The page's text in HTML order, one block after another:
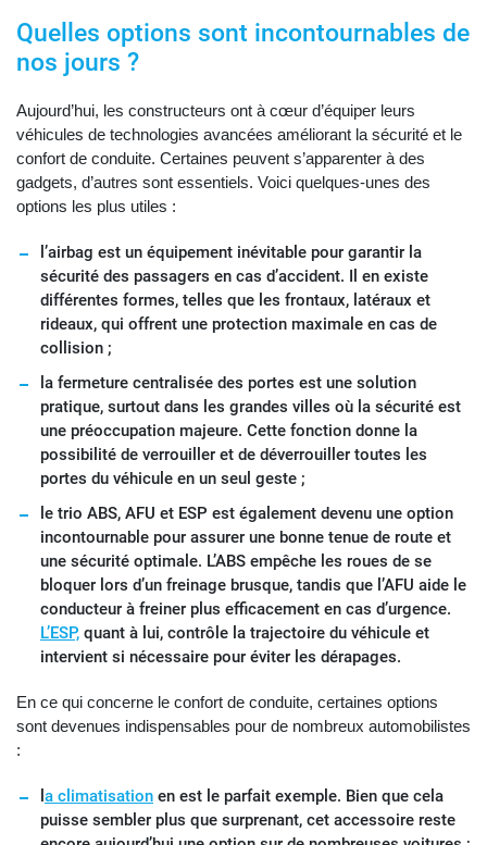
Quelles options sont incontournables de
nos jours ?
Aujourd’hui, les constructeurs ont à cœur d’équiper leurs
véhicules de technologies avancées améliorant la sécurité et le
confort de conduite. Certaines peuvent s’apparenter à des
gadgets, d’autres sont essentiels. Voici quelques-unes des
options les plus utiles :
l’airbag est un équipement inévitable pour garantir la
sécurité des passagers en cas d’accident. Il en existe
différentes formes, telles que les frontaux, latéraux et
rideaux, qui offrent une protection maximale en cas de
collision ;
la fermeture centralisée des portes est une solution
pratique, surtout dans les grandes villes où la sécurité est
une préoccupation majeure. Cette fonction donne la
possibilité de verrouiller et de déverrouiller toutes les
portes du véhicule en un seul geste ;
le trio ABS, AFU et ESP est également devenu une option
incontournable pour assurer une bonne tenue de route et
une sécurité optimale. L’ABS empêche les roues de se
bloquer lors d’un freinage brusque, tandis que l’AFU aide le
conducteur à freiner plus efficacement en cas d’urgence.
L’ESP, quant à lui, contrôle la trajectoire du véhicule et
intervient si nécessaire pour éviter les dérapages.
En ce qui concerne le confort de conduite, certaines options
sont devenues indispensables pour de nombreux automobilistes
:
a climatisation en est le parfait exemple. Bien que cela
puisse sembler plus que surprenant, cet accessoire reste